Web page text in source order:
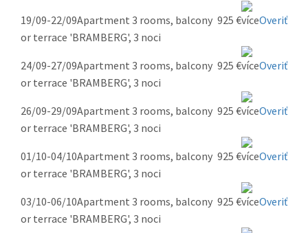
19/09-22/09Apartment 3 rooms, balcony
or terrace 'BRAMBERG', 3 noci
925 € Overiť
24/09-27/09Apartment 3 rooms, balcony
or terrace 'BRAMBERG', 3 noci
925 € Overiť
26/09-29/09Apartment 3 rooms, balcony
or terrace 'BRAMBERG', 3 noci
925 € Overiť
01/10-04/10Apartment 3 rooms, balcony
or terrace 'BRAMBERG', 3 noci
925 € Overiť
03/10-06/10Apartment 3 rooms, balcony
or terrace 'BRAMBERG', 3 noci
925 € Overiť